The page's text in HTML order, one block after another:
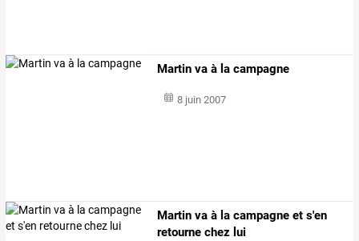
Martin va à la campagne
8 juin 2007
Martin va à la campagne et s'en
retourne chez lui